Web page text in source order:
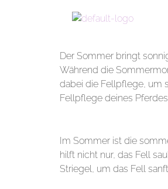
Der Sommer bringt
Während die
dabei die Fellpflege, um
Fellpflege deines
Im Sommer ist die
hilft nicht nur, das Fell
Striegel, um das Fell